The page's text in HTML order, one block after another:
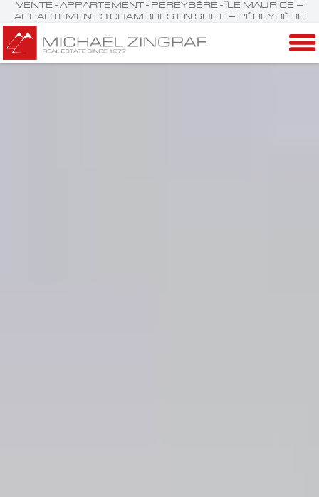
VENTE - APPARTEMENT - PEREYBÈRE - ÎLE MAURICE –
APPARTEMENT 3 CHAMBRES EN SUITE – PÉREYBÈRE